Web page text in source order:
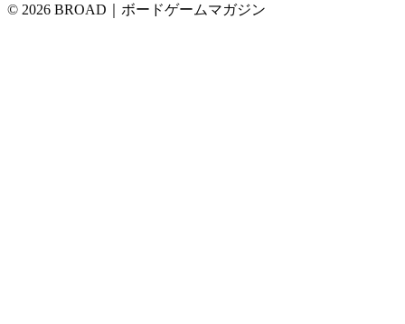
© 2026 BROAD｜ボードゲームマガジン